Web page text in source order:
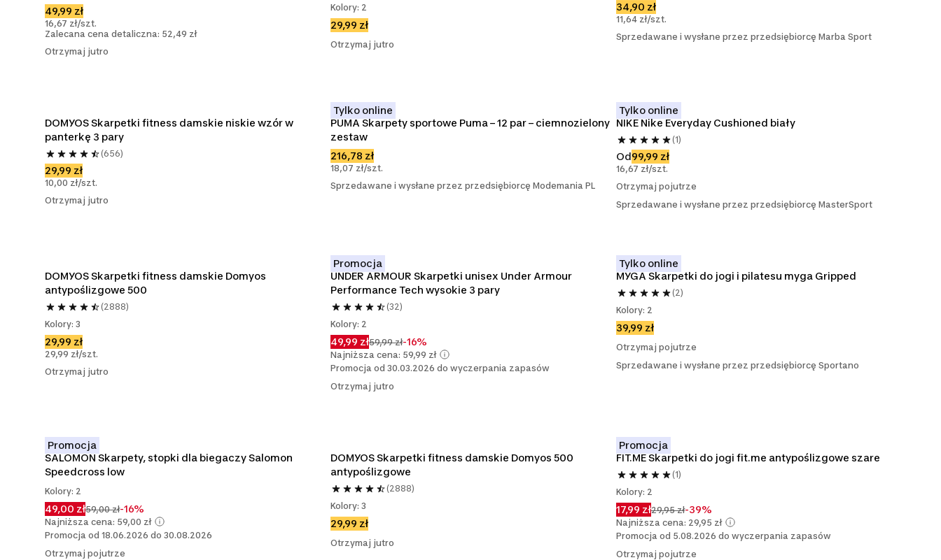
49,99 zł
16,67 zł/szt.
Zalecana cena detaliczna: 52,49 zł
Otrzymaj jutro
Kolory: 2
29,99 zł
Otrzymaj jutro
34,90 zł
11,64 zł/szt.
Sprzedawane i wysłane przez przedsiębiorcę Marba Sport
DOMYOS Skarpetki fitness damskie niskie wzór w
panterkę 3 pary
(656)
29,99 zł
10,00 zł/szt.
Otrzymaj jutro
Tylko online
PUMA Skarpety sportowe Puma – 12 par – ciemnozielony
zestaw
216,78 zł
18,07 zł/szt.
Sprzedawane i wysłane przez przedsiębiorcę Modemania PL
Tylko online
NIKE Nike Everyday Cushioned biały
(1)
Od99,99 zł
16,67 zł/szt.
Otrzymaj pojutrze
Sprzedawane i wysłane przez przedsiębiorcę MasterSport
DOMYOS Skarpetki fitness damskie Domyos
antypoślizgowe 500
(2888)
Kolory: 3
29,99 zł
29,99 zł/szt.
Otrzymaj jutro
Promocja
UNDER ARMOUR Skarpetki unisex Under Armour
Performance Tech wysokie 3 pary
(32)
Kolory: 2
49,99 zł59,99 zł-16%
Najniższa cena: 59,99 zł
Promocja od 30.03.2026 do wyczerpania zapasów
Otrzymaj jutro
Tylko online
MYGA Skarpetki do jogi i pilatesu myga Gripped
(2)
Kolory: 2
39,99 zł
Otrzymaj pojutrze
Sprzedawane i wysłane przez przedsiębiorcę Sportano
Promocja
SALOMON Skarpety, stopki dla biegaczy Salomon
Speedcross low
Kolory: 2
49,00 zł59,00 zł-16%
Najniższa cena: 59,00 zł
Promocja od 18.06.2026 do 30.08.2026
Otrzymaj pojutrze
DOMYOS Skarpetki fitness damskie Domyos 500
antypoślizgowe
(2888)
Kolory: 3
29,99 zł
Otrzymaj jutro
Promocja
FIT.ME Skarpetki do jogi fit.me antypoślizgowe szare
(1)
Kolory: 2
17,99 zł29,95 zł-39%
Najniższa cena: 29,95 zł
Promocja od 5.08.2026 do wyczerpania zapasów
Otrzymaj pojutrze